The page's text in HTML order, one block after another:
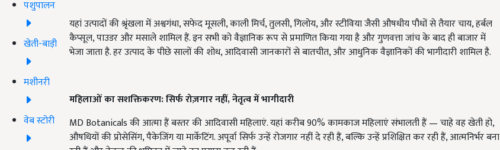
पशुपालन
खेती-बाड़ी
मशीनरी
वेब स्टोरी
यहां उत्पादों की श्रृंखला में अश्वगंधा, सफेद मूसली, काली मिर्च, तुलसी, गिलोय, और स्टीविया जैसी औषधीय पौधों से तैयार चाय, हर्बल
कैप्सूल, पाउडर और मसाले शामिल हैं. इन सभी को वैज्ञानिक रूप से प्रमाणित किया गया है और गुणवत्ता जांच के बाद ही बाजार में
भेजा जाता है. हर उत्पाद के पीछे सालों की शोध, आदिवासी जानकारों से बातचीत, और आधुनिक वैज्ञानिकों की भागीदारी शामिल है.
महिलाओं का सशक्तिकरण: सिर्फ रोज़गार नहीं,नेतृत्व में भागीदारी
MD Botanicals की आत्मा हैं बस्तर की आदिवासी महिलाएं. यहां करीब 90% कामकाज महिलाएं संभालती हैं — चाहे वह खेती हो,
औषधियों की प्रोसेसिंग, पैकेजिंग या मार्केटिंग. अपूर्वा सिर्फ उन्हें रोजगार नहीं दे रही हैं, बल्कि उन्हें प्रशिक्षित कर रही हैं, आत्मनिर्भर बना